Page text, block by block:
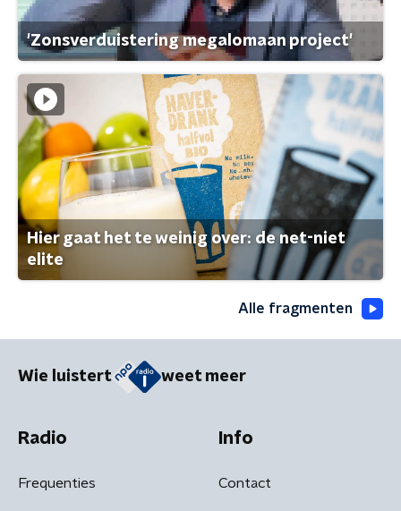
'Zonsverduistering megalomaan project'
Hier gaat het te weinig over: de net-niet
elite
Alle fragmenten
Wie luistert weet meer
Radio
Frequenties
Info
Contact